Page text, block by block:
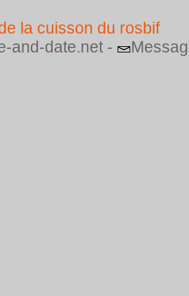
la cuisson du rosbif
and-date.net -